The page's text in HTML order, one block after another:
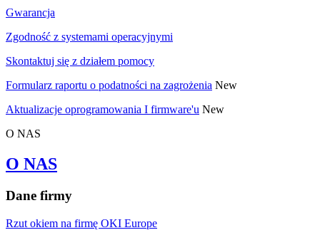
Gwarancja
Zgodność z systemami operacyjnymi
Skontaktuj się z działem pomocy
Formularz raportu o podatności na zagrożenia New
Aktualizacje oprogramowania I firmware'u New
O NAS
O NAS
Dane firmy
Rzut okiem na firmę OKI Europe